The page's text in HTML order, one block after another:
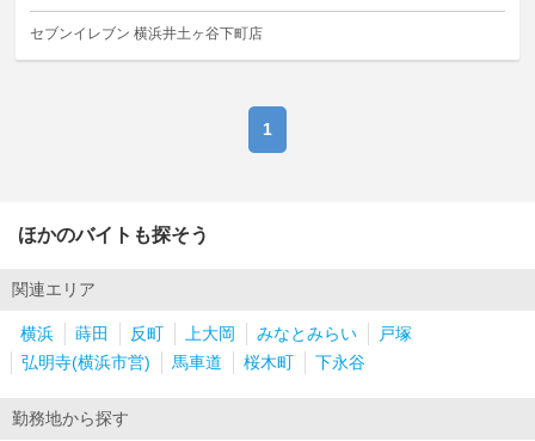
セブンイレブン 横浜井土ヶ谷下町店
1
ほかのバイトも探そう
関連エリア
横浜 蒔田 反町 上大岡 みなとみらい
戸塚
弘明寺(横浜市営)
馬車道 桜木町 下永谷
勤務地から探す